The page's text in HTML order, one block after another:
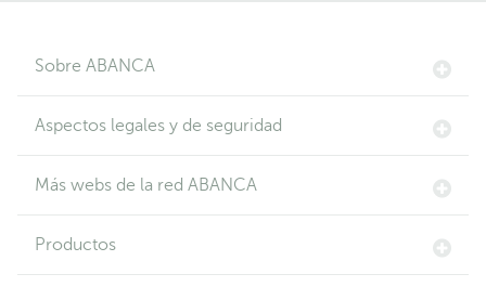
Sobre ABANCA
Aspectos legales y de seguridad
Más webs de la red ABANCA
Productos